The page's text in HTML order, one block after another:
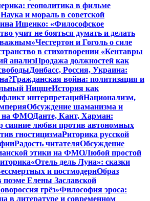
геополитика в фильме
Наука и мораль в советской
Ищенко: «Философское
учит не бояться думать и делать
важным»Честертон и Гоголь о силе
в стихотворении «Кентавры
анализПродажа должностей как
Донбасс, Россия, Украина:
Гражданская война: политизация и
НицшеИстория как
интерпретацийНационализм,
Обсуждение шаманизма и
на ФМОДанте, Кант, Харман:
любви против автономных
гностицизмаРиторика русской
Радость читателяОбсуждение
этики на ФМОЛюбой простой
«Отель дель Луна»: сказки
и постмодернОбраз
поэме Елены Заславской
грёз»Философия эроса:
в литературе и современном